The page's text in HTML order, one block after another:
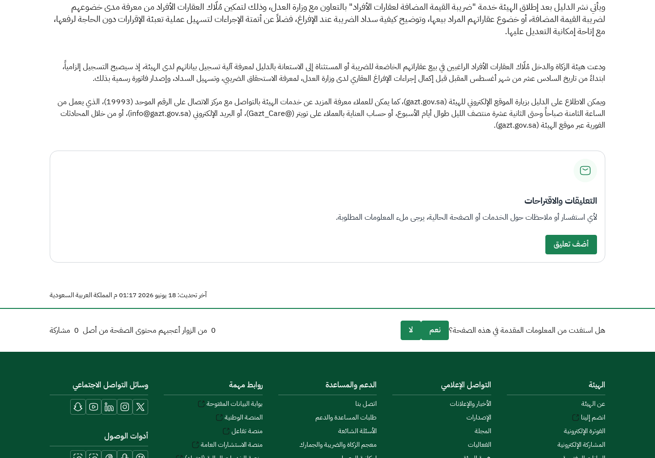
ويأتي نشر الدليل بعد إطلاق الهيئة خدمة "ضريبة القيمة المضافة لعقاراتالأفراد" بالتعاون مع وزارة العدل، وذلك لتمكين مُلّاك العقارات الأفراد من معرفة مدى خضوعهم
لضريبة القيمة المضافة، أو خضوع عقاراتهم المراد بيعها، وتوضيح كيفية سداد الضريبة عند الإفراغ، فضلاً عن أتمتة الإجراءات لتسهيل عملية تعبئة الإقرارات دون الحاجة لرفعها،
مع إتاحة إمكانية التعديل عليها.
ودعت هيئة الزكاة والدخل مُلّاك العقارات الأفراد الراغبين في بيع عقاراتهم الخاضعة للضريبة أو المستثناة إلى الاستعانة بالدليل لمعرفة آلية تسجيل بياناتهم لدى الهيئة، إذ سيصبح التسجيل إلزامياً،
ابتداءً من تاريخ السادس عشر من شهر أغسطس المقبل قبل إكمال إجراءات الإفراغ العقاري لدى وزارة العدل، لمعرفة الاستحقاق الضريبي، وتسهيل السداد، وإصدار فاتورة رسمية بذلك.
ويمكن الاطلاع على الدليل بزيارة الموقع الإلكتروني للهيئة (gazt.gov.sa)، كما يمكن للعملاء معرفة المزيد عن خدمات الهيئة بالتواصل مع مركز الاتصال على الرقم الموحد (19993)، الذي يعمل من
الساعة الثامنة صباحاً وحتى الثانية عشرة منتصف الليل طوال أيام الأسبوع، أو حساب العناية بالعملاء على تويتر (@Gazt_Care)، أو البريد الإلكتروني (info@gazt.gov.sa)، أو من خلال المحادثات
الفورية عبر موقع الهيئة (gazt.gov.sa).​
التعليقات والاقتراحات
لأي استفسار أو ملاحظات حول الخدمات أو الصفحة الحالية، يرجى ملء المعلومات المطلوبة.
أضف تعليق
آخر تحديث: 18 يونيو 2026 01:17 م المملكة العربية السعودية
0 من الزوار أعجبهم محتوى الصفحة من أصل 0 مشاركة هل استفدت من المعلومات المقدمة في هذه الصفحة؟ نعم لا
الهيئة
عن الهيئة
انضم إلينا
الفوترة الإلكترونية
المشاركة الإلكترونية
التواصل الإعلامي
الأخبار والإعلانات
الإصدارات
المجلة
الفعاليات
الدعم والمساعدة
اتصل بنا
طلبات المساعدة والدعم
الأسئلة الشائعة
معجم الزكاة والضريبة والجمارك
روابط مهمة
بوابة البيانات المفتوحة
المنصة الوطنية
منصة تفاعل
منصة الاستشارات العامة
وسائل التواصل الاجتماعي
أدوات الوصول